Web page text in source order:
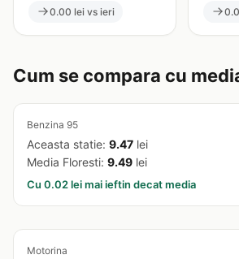
0.00 lei vs ieri
Cum se compara cu
Benzina 95
Aceasta statie: 9.47 lei
Media Floresti: 9.49 lei
Cu 0.02 lei mai ieftin decat media
Motorina